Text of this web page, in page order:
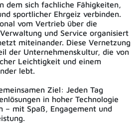
dem sich fachliche Fähigkeiten,
sportlicher Ehrgeiz verbinden.
vom Vertrieb über die
und Service organisiert
miteinander. Diese Vernetzung
der Unternehmenskultur, die von
Leichtigkeit und einem
lebt.
Ziel: Jeden Tag
in hoher Technologie
– mit Spaß, Engagement und